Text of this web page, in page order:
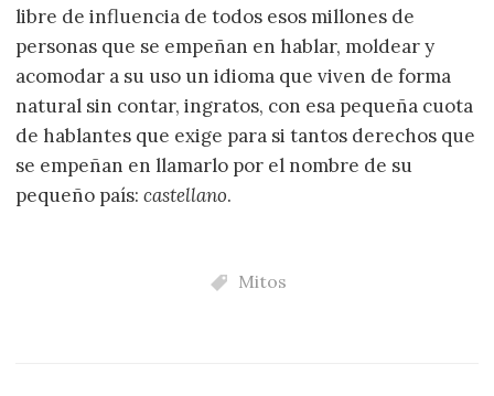
libre de influencia de todos esos millones de
personas que se empeñan en hablar, moldear y
acomodar a su uso un idioma que viven de forma
natural sin contar, ingratos, con esa pequeña cuota
de hablantes que exige para si tantos derechos que
se empeñan en llamarlo por el nombre de su
pequeño país:castellano.
Mitos